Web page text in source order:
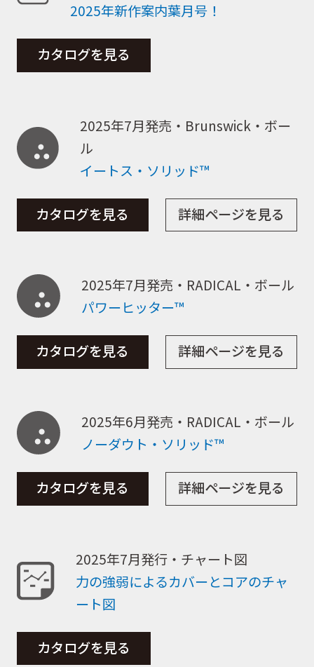
2025年新作案内葉月号！
カタログを見る
2025年7月発売・Brunswick・ボー
ル
イートス・ソリッド™
カタログを見る 詳細ページを見る
2025年7月発売・RADICAL・ボール
パワーヒッター™
カタログを見る 詳細ページを見る
2025年6月発売・RADICAL・ボール
ノーダウト・ソリッド™
カタログを見る 詳細ページを見る
2025年7月発行・チャート図
力の強弱によるカバーとコアのチャ
ート図
カタログを見る